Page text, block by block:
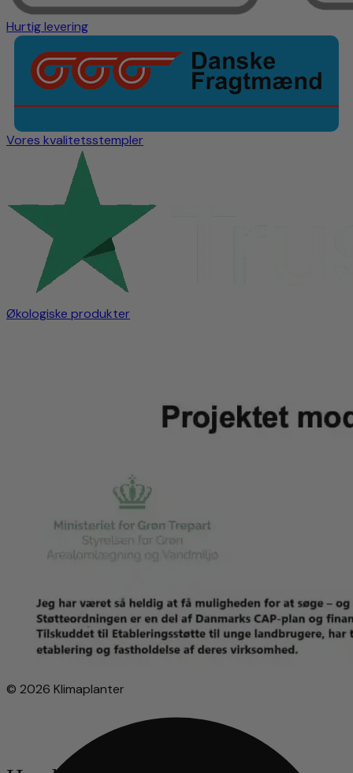
Hurtig levering
Vores kvalitetsstempler
Økologiske produkter
© 2026 Klimaplanter